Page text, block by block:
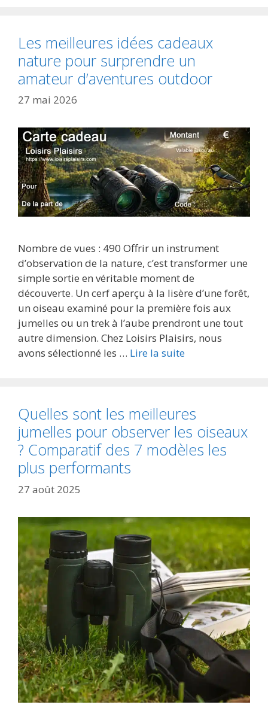
Les meilleures idées cadeaux
nature pour surprendre un
amateur d’aventures outdoor
27 mai 2026
Nombre de vues : 490 Offrir un instrument
d’observation de la nature, c’est transformer une
simple sortie en véritable moment de
découverte. Un cerf aperçu à la lisère d’une forêt,
un oiseau examiné pour la première fois aux
jumelles ou un trek à l’aube prendront une tout
autre dimension. Chez Loisirs Plaisirs, nous
avons sélectionné les … Lire la suite
Quelles sont les meilleures
jumelles pour observer les oiseaux
? Comparatif des 7 modèles les
plus performants
27 août 2025